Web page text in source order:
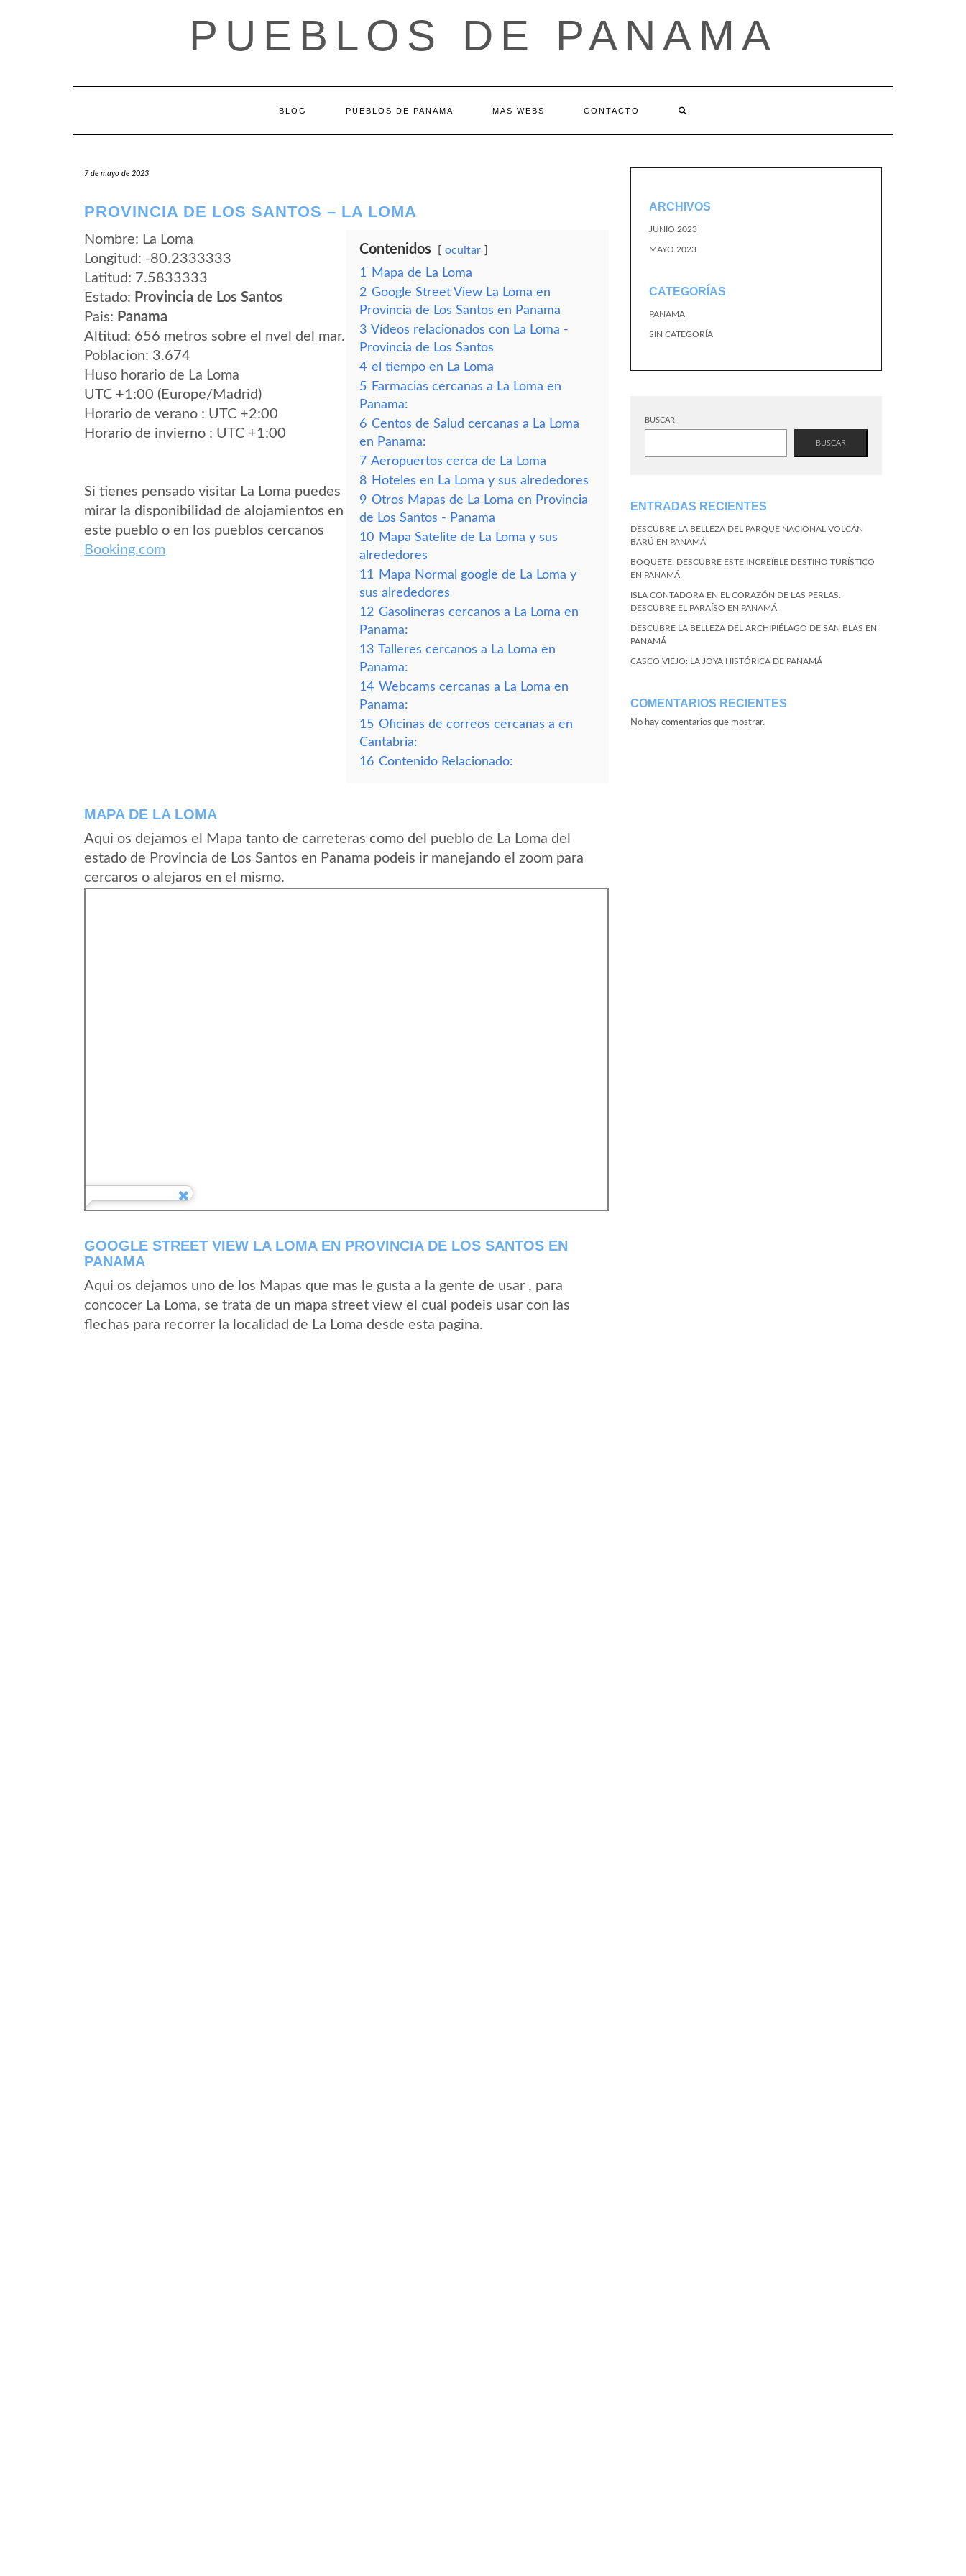
PUEBLOS DE PANAMA
BLOG PUEBLOS DE PANAMA MAS WEBS CONTACTO
7 de mayo de 2023
PROVINCIA DE LOS SANTOS – LA LOMA
Nombre: La Loma
Longitud: -80.2333333
Latitud: 7.5833333
Estado: Provincia de Los Santos
Pais: Panama
Altitud: 656 metros sobre el nvel del mar.
Poblacion: 3.674
Huso horario de La Loma
UTC +1:00 (Europe/Madrid)
Horario de verano : UTC +2:00
Horario de invierno : UTC +1:00
Si tienes pensado visitar La Loma puedes
mirar la disponibilidad de alojamientos en
este pueblo o en los pueblos cercanos
Booking.com
Contenidos ocultar
1
Mapa de La Loma
2 Google Street View La Loma en
Provincia de Los Santos en Panama
3 Vídeos relacionados con La Loma -
Provincia de Los Santos
4 el tiempo en La Loma
5 Farmacias cercanas a La Loma en
Panama:
6 Centos de Salud cercanas a La Loma
en Panama:
7 Aeropuertos cerca de La Loma
8 Hoteles en La Loma y sus alrededores
9 Otros Mapas de La Loma en Provincia
de Los Santos - Panama
10 Mapa Satelite de La Loma y sus
alrededores
11
Mapa Normal google de La Loma y
sus alrededores
12 Gasolineras cercanos a La Loma en
Panama:
13 Talleres cercanos a La Loma en
Panama:
14 Webcams cercanas a La Loma en
Panama:
15 Oficinas de correos cercanas a en
Cantabria:
16 Contenido Relacionado:
MAPA DE LA LOMA
Aqui os dejamos el Mapa tanto de carreteras como del pueblo de La Loma del
estado de Provincia de Los Santos en Panama podeis ir manejando el zoom para
cercaros o alejaros en el mismo.
GOOGLE STREET VIEW LA LOMA EN PROVINCIA DE LOS SANTOS EN
PANAMA
Aqui os dejamos uno de los Mapas que mas le gusta a la gente de usar , para
concocer La Loma, se trata de un mapa street view el cual podeis usar con las
flechas para recorrer la localidad de La Loma desde esta pagina.
ARCHIVOS
JUNIO 2023
MAYO 2023
CATEGORÍAS
PANAMA
SIN CATEGORÍA
BUSCAR
BUSCAR
ENTRADAS RECIENTES
DESCUBRE LA BELLEZA DEL PARQUE NACIONAL VOLCÁN
BARÚ EN PANAMÁ
BOQUETE: DESCUBRE ESTE INCREÍBLE DESTINO TURÍSTICO
EN PANAMÁ
ISLA CONTADORA EN EL CORAZÓN DE LAS PERLAS:
DESCUBRE EL PARAÍSO EN PANAMÁ
DESCUBRE LA BELLEZA DEL ARCHIPIÉLAGO DE SAN BLAS EN
PANAMÁ
CASCO VIEJO: LA JOYA HISTÓRICA DE PANAMÁ
COMENTARIOS RECIENTES
No hay comentarios que mostrar.